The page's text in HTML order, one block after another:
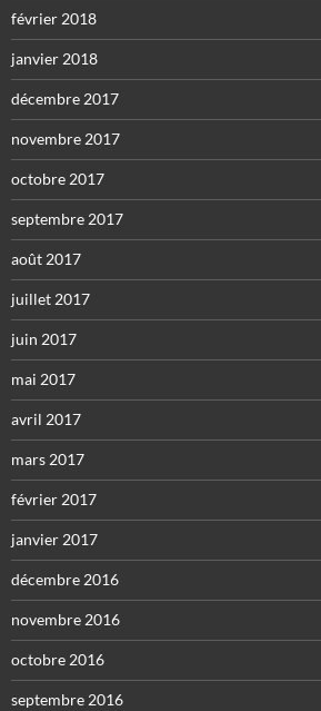
février 2018
janvier 2018
décembre 2017
novembre 2017
octobre 2017
septembre 2017
août 2017
juillet 2017
juin 2017
mai 2017
avril 2017
mars 2017
février 2017
janvier 2017
décembre 2016
novembre 2016
octobre 2016
septembre 2016